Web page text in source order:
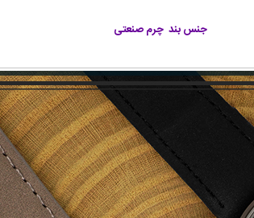
جنس بند چرم صنعتی